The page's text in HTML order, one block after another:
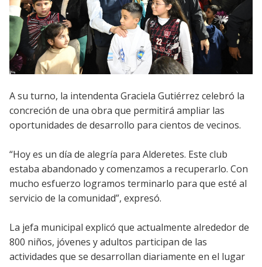
A su turno, la intendenta Graciela Gutiérrez celebró la
concreción de una obra que permitirá ampliar las
oportunidades de desarrollo para cientos de vecinos.
“Hoy es un día de alegría para Alderetes. Este club
estaba abandonado y comenzamos a recuperarlo. Con
mucho esfuerzo logramos terminarlo para que esté al
servicio de la comunidad”, expresó.
La jefa municipal explicó que actualmente alrededor de
800 niños, jóvenes y adultos participan de las
actividades que se desarrollan diariamente en el lugar